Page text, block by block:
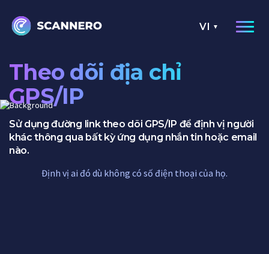
VI
Theo dõi địa chỉ
GPS/IP
Sử dụng đường link theo dõi GPS/IP để định vị người
khác thông qua bất kỳ ứng dụng nhắn tin hoặc email
nào.
Định vị ai đó dù không có số điện thoại của họ.